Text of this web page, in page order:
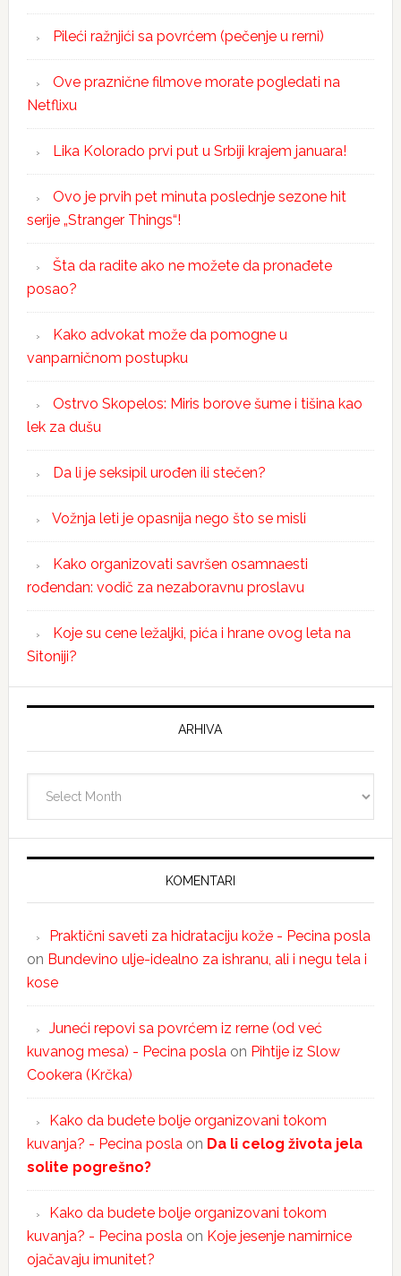
Pileći ražnjići sa povrćem (pečenje u rerni)
Ove praznične filmove morate pogledati na
Netflixu
Lika Kolorado prvi put u Srbiji krajem januara!
Ovo je prvih pet minuta poslednje sezone hit
serije „Stranger Things“!
Šta da radite ako ne možete da pronađete
posao?
Kako advokat može da pomogne u
vanparničnom postupku
Ostrvo Skopelos: Miris borove šume i tišina kao
lek za dušu
Da li je seksipil urođen ili stečen?
Vožnja leti je opasnija nego što se misli
Kako organizovati savršen osamnaesti
rođendan: vodič za nezaboravnu proslavu
Koje su cene ležaljki, pića i hrane ovog leta na
Sitoniji?
ARHIVA
KOMENTARI
Praktični saveti za hidrataciju kože - Pecina posla
on Bundevino ulje-idealno za ishranu, ali i negu tela i
kose
Juneći repovi sa povrćem iz rerne (od već
kuvanog mesa) - Pecina posla on Pihtije iz Slow
Cookera (Krčka)
Kako da budete bolje organizovani tokom
kuvanja? - Pecina posla on Da li celog života jela
solite pogrešno?
Kako da budete bolje organizovani tokom
kuvanja? - Pecina posla on Koje jesenje namirnice
ojačavaju imunitet?